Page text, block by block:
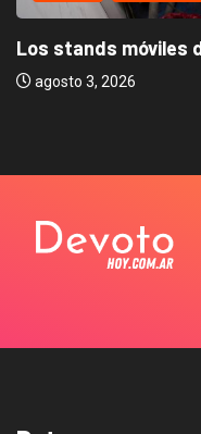
Los stands móviles
agosto 3, 2026